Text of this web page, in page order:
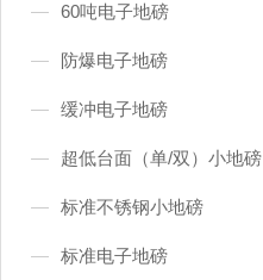
60吨电子地磅
防爆电子地磅
缓冲电子地磅
超低台面（单/双）小地磅
标准不锈钢小地磅
标准电子地磅